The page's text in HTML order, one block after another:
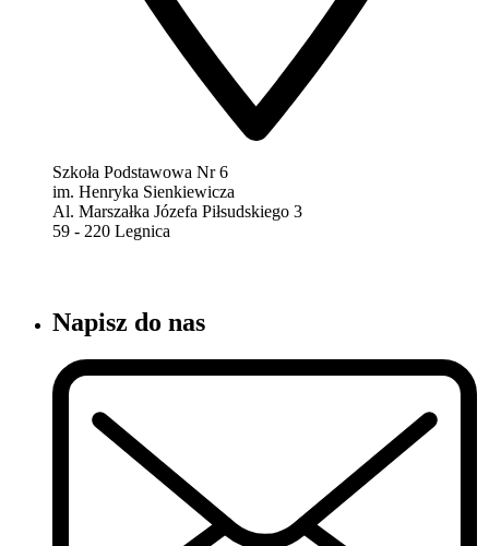
Szkoła Podstawowa Nr 6
im. Henryka Sienkiewicza
Al. Marszałka Józefa Piłsudskiego 3
59 - 220 Legnica
Napisz do nas